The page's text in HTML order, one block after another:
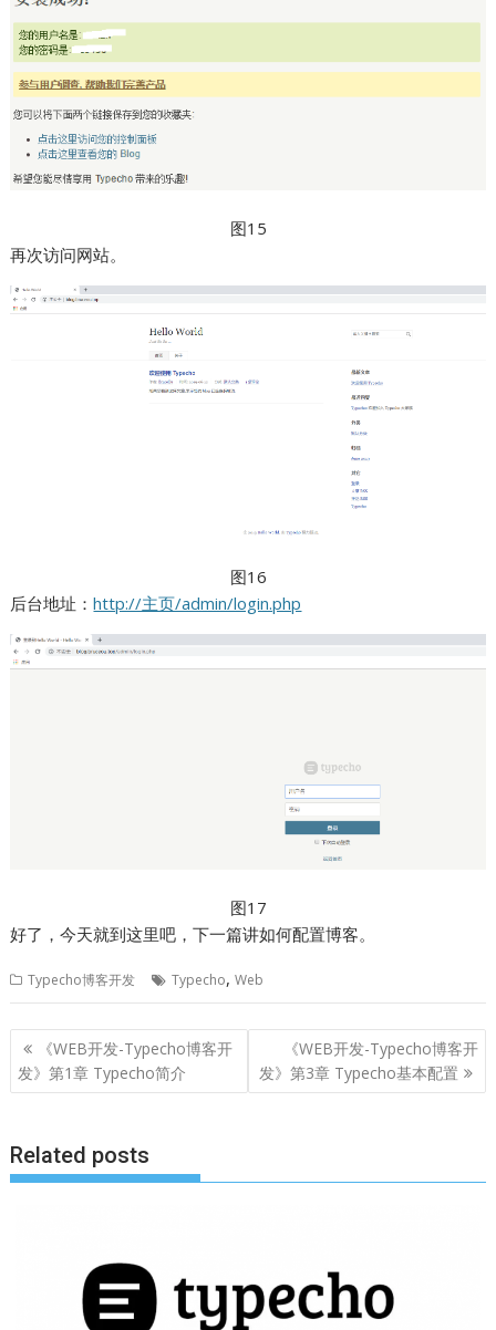
图15
再次访问网站。
图16
后台地址：http://主页/admin/login.php
图17
好了，今天就到这里吧，下一篇讲如何配置博客。
Typecho博客开发 Typecho,Web
文
章
导
《WEB开发-Typecho博客开
发》第1章 Typecho简介
《WEB开发-Typecho博客开
发》第3章 Typecho基本配置
Related posts